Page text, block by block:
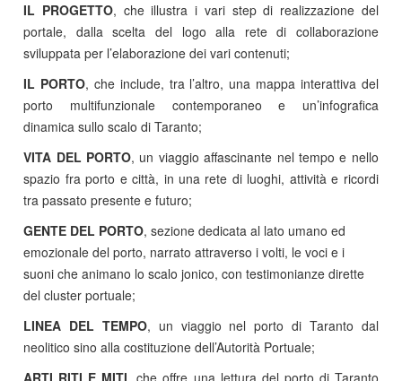
IL PROGETTO, che illustra i vari step di realizzazione del
portale, dalla scelta del logo alla rete di collaborazione
sviluppata per l’elaborazione dei vari contenuti;
IL PORTO, che include, tra l’altro, una mappa interattiva del
porto multifunzionale contemporaneo e un’infografica
dinamica sullo scalo di Taranto;
VITA DEL PORTO, un viaggio affascinante nel tempo e nello
spazio fra porto e città, in una rete di luoghi, attività e ricordi
tra passato presente e futuro;
GENTE DEL PORTO, sezione dedicata al lato umano ed
emozionale del porto, narrato attraverso i volti, le voci e i
suoni che animano lo scalo jonico, con testimonianze dirette
del cluster portuale;
LINEA DEL TEMPO, un viaggio nel porto di Taranto dal
neolitico sino alla costituzione dell’Autorità Portuale;